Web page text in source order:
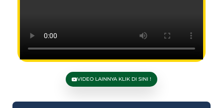
VIDEO LAINNYA KLIK DI SINI !